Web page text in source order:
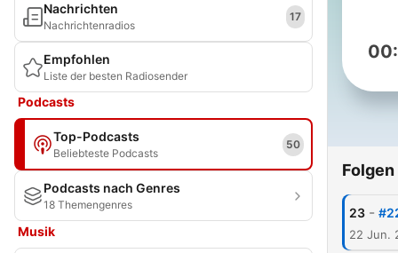
Nachrichten
Nachrichtenradios
17
Empfohlen
Liste der besten Radiosender
Podcasts
Top-Podcasts
Beliebteste Podcasts
50
Podcasts nach Genres
18 Themengenres
Musik
Folgen
23 -
22 Jun.